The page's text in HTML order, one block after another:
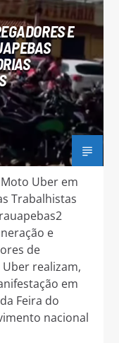
E
Uber em
Trabalhistas
e
de
realizam,
em
Feira do
nacional